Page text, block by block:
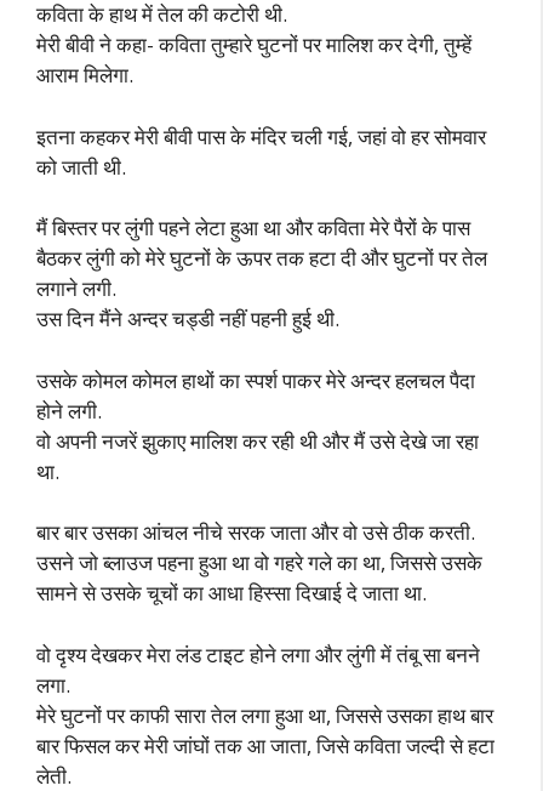
कविता के हाथ में तेल की कटोरी थी.
मेरी बीवी ने कहा- कविता तुम्हारे घुटनों पर मालिश कर देगी, तुम्हें
आराम मिलेगा.
इतना कहकर मेरी बीवी पास के मंदिर चली गई, जहां वो हर सोमवार
को जाती थी.
मैं बिस्तर पर लुंगी पहने लेटा हुआ था और कविता मेरे पैरों के पास
बैठकर लुंगी को मेरे घुटनों के ऊपर तक हटा दी और घुटनों पर तेल
लगाने लगी.
उस दिन मैंने अन्दर चड्डी नहीं पहनी हुई थी.
उसके कोमल कोमल हाथों का स्पर्श पाकर मेरे अन्दर हलचल पैदा
होने लगी.
वो अपनी नजरें झुकाए मालिश कर रही थी और मैं उसे देखे जा रहा
था.
बार बार उसका आंचल नीचे सरक जाता और वो उसे ठीक करती.
उसने जो ब्लाउज पहना हुआ था वो गहरे गले का था, जिससे उसके
सामने से उसके चूचों का आधा हिस्सा दिखाई दे जाता था.
वो दृश्य देखकर मेरा लंड टाइट होने लगा और लुंगी में तंबू सा बनने
लगा.
मेरे घुटनों पर काफी सारा तेल लगा हुआ था, जिससे उसका हाथ बार
बार फिसल कर मेरी जांघों तक आ जाता, जिसे कविता जल्दी से हटा
लेती.